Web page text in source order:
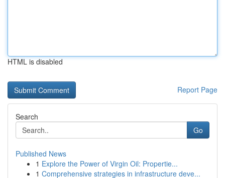
HTML is disabled
Report Page
Search
Go
Published News
1 Explore the Power of Virgin Oil: Propertie...
1 Comprehensive strategies in infrastructure deve...